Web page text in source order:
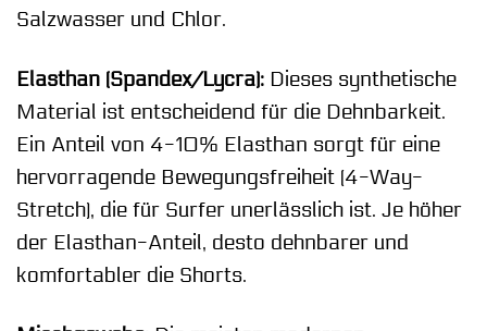
Salzwasser und Chlor.
Elasthan (Spandex/Lycra): Dieses synthetische
Material ist entscheidend für die Dehnbarkeit.
Ein Anteil von 4-10% Elasthan sorgt für eine
hervorragende Bewegungsfreiheit (4-Way-
Stretch), die für Surfer unerlässlich ist. Je höher
der Elasthan-Anteil, desto dehnbarer und
komfortabler die Shorts.